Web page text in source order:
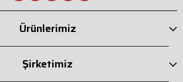
Ürünlerimiz
Şirketimiz